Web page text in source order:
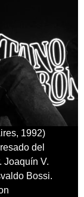
1992)
del
Joaquín V.
Bossi.